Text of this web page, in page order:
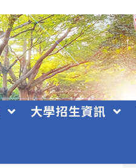
大學招生資訊